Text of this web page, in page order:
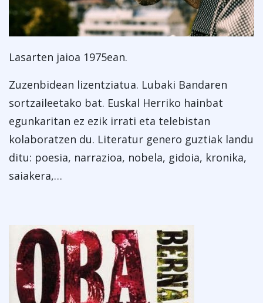
Lasarten jaioa 1975ean.
Zuzenbidean lizentziatua. Lubaki Bandaren
sortzaileetako bat. Euskal Herriko hainbat
egunkaritan ez ezik irrati eta telebistan
kolaboratzen du. Literatur genero guztiak landu
ditu: poesia, narrazioa, nobela, gidoia, kronika,
saiakera,…